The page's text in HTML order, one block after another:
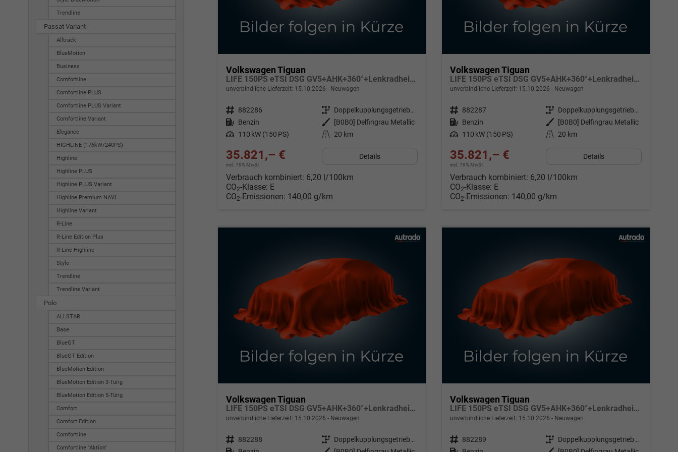
Volkswagen Tiguan
LIFE 150PS eTSI DSG GV5+AHK+360°+Lenkradheiz+IQ.Drive+ACC+App+eHeck+LED
unverbindliche Lieferzeit: 15.10.2026 Neuwagen
Fahrzeugnr. 882286 Getriebe
Doppelkupplungsgetriebe (DSG)
Kraftstoff Benzin Außenfarbe
[B0B0] Delfingrau Metallic
Leistung 110 kW (150 PS) Kilometerstand 20 km
35.821,– €
incl. 19% MwSt.
Details
Verbrauch kombiniert: 6,20 l/100km
CO2-Klasse: E
CO2-Emissionen: 140,00 g/km
Volkswagen Tiguan
LIFE 150PS eTSI DSG GV5+AHK+360°+Lenkradheiz+IQ.Drive+ACC+App+eHeck+LED
unverbindliche Lieferzeit: 15.10.2026 Neuwagen
Fahrzeugnr. 882287 Getriebe
Doppelkupplungsgetriebe (DSG)
Kraftstoff Benzin Außenfarbe
[B0B0] Delfingrau Metallic
Leistung 110 kW (150 PS) Kilometerstand 20 km
35.821,– €
incl. 19% MwSt.
Details
Verbrauch kombiniert: 6,20 l/100km
CO2-Klasse: E
CO2-Emissionen: 140,00 g/km
Volkswagen Tiguan
LIFE 150PS eTSI DSG GV5+AHK+360°+Lenkradheiz+IQ.Drive+ACC+App+eHeck+LED
unverbindliche Lieferzeit: 15.10.2026 Neuwagen
Fahrzeugnr. 882288 Getriebe
Doppelkupplungsgetriebe (DSG)
Volkswagen Tiguan
LIFE 150PS eTSI DSG GV5+AHK+360°+Lenkradheiz+IQ.Drive+ACC+App+eHeck+LED
unverbindliche Lieferzeit: 15.10.2026 Neuwagen
Fahrzeugnr. 882289 Getriebe
Doppelkupplungsgetriebe (DSG)
Trendline
Passat Variant
Alltrack
BlueMotion
Business
Comfortline
Comfortline PLUS
Comfortline PLUS Variant
Comfortline Variant
Elegance
HIGHLINE (176kW/240PS)
Highline
Highline PLUS
Highline PLUS Variant
Highline Premium NAVI
Highline Variant
R-Line
R-Line Edition Plus
R-Line Highline
Style
Trendline
Trendline Variant
Polo
ALLSTAR
Base
BlueGT
BlueGT Edition
BlueMotion Edition
BlueMotion Edition 3-Türig
BlueMotion Edition 5-Türig
Comfort
Comfort Edition
Comfortline
Comfortline "Aktion"